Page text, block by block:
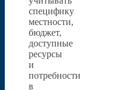
специфику
местности,
бюджет,
доступные
ресурсы
и
потребности
в